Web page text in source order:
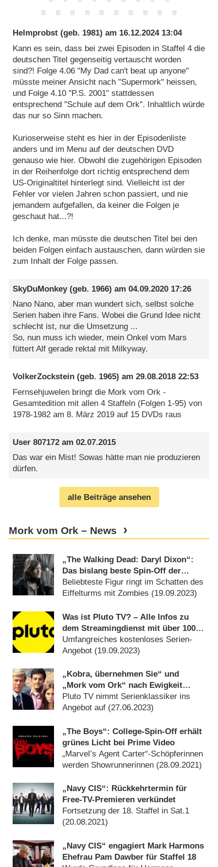
Helmprobst (geb. 1981) am 16.12.2024 13:04
Kann es sein, dass bei zwei Episoden in Staffel 4 die
deutschen Titel gegenseitig vertauscht worden
sind?! Folge 4.06 "My Dad can't beat up anyone"
müsste meiner Ansicht nach "Supermork" heissen,
und Folge 4.10 "P.S. 2001" stattdessen
entsprechend "Schule auf dem Ork". Inhaltlich würde
das nur so Sinn machen.
Kurioserweise steht es hier in der Episodenliste
anders und im Menu auf der deutschen DVD
genauso wie hier. Obwohl die zugehörigen Episoden
in der Reihenfolge dort richtig entsprechend dem
US-Originaltitel hinterlegt sind. Vielleicht ist der
Fehler vor vielen Jahren schon passiert, und nie
jemandem aufgefallen, da keiner die Folgen je
geschaut hat...?!
Ich denke, man müsste die deutschen Titel bei den
beiden Folgen einfach austauschen, dann würden sie
zum Inhalt der Folge passen.
SkyDuMonkey(geb. 1966) am04.09.2020 17:26
Nano Nano, aber man wundert sich, selbst solche
Serien haben ihre Fans. Wobei die Grund Idee nicht
schlecht ist, nur die Umsetzung ...
So, nun muss ich wieder, mein Onkel vom Mars
füttert Alf gerade rektal mit Milkyway.
VolkerZockstein (geb. 1965) am29.08.2018 22:53
Fernsehjuwelen bringt die Mork vom Ork -
Gesamtedition mit allen 4 Staffeln (Folgen 1-95) von
1978-1982 am 8. März 2019 auf 15 DVDs raus
User 807172 am02.07.2015
Das war ein Mist! Sowas hätte man nie produzieren
dürfen.
alle Beiträge ansehen
Mork vom Ork – News
„The Walking Dead: Daryl Dixon“:
Das bislang beste Spin-Off der
Kultserie! – Review
Beliebteste Figur ringt im Schatten des
Eiffelturms mit Zombies (19.09.2023)
Was ist Pluto TV? – Alle Infos zu
dem Streamingdienst mit über 100
FAST-Channels
Umfangreiches kostenloses Serien-
Angebot (19.09.2023)
„Kobra, übernehmen Sie“ und
„Mork vom Ork“ nach Ewigkeit
wieder zu sehen
Pluto TV nimmt Serienklassiker ins
Angebot auf (27.06.2023)
„The Boys“: College-Spin-Off erhält
grünes Licht bei Prime Video
„Marvel’s Agent Carter“-Schöpferinnen
werden Showrunnerinnen (28.09.2021)
„Navy CIS“: Rückkehrtermin für
Free-TV-Premieren verkündet
Fortsetzung der 18. Staffel in Sat.1
(20.08.2021)
„Navy CIS“ engagiert Mark Harmons
Ehefrau Pam Dawber für Staffel 18